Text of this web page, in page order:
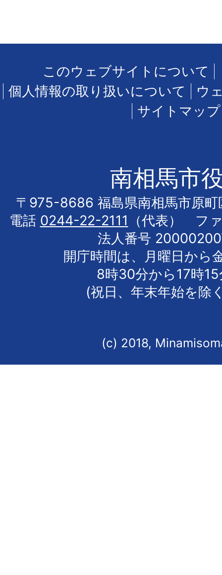
このウェブサイトについて
個人情報の取り扱いについて
ウ
サイトマップ
南相馬市
〒975-8686 福島県南相馬市原町
電話 0244-22-2111
（代表） フ
法人番号
開庁時間は、月曜日から
8時30分から17時
(祝日、年末年始を除
(c) 2018,